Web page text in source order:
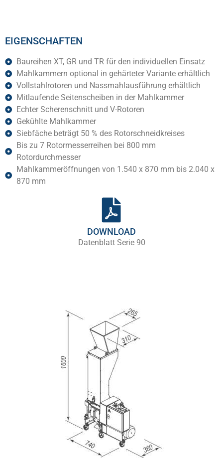
EIGENSCHAFTEN
Baureihen XT, GR und TR für den individuellen Einsatz
Mahlkammern optional in gehärteter Variante erhältlich
Vollstahlrotoren und Nassmahlausführung erhältlich
Mitlaufende Seitenscheiben in der Mahlkammer
Echter Scherenschnitt und V-Rotoren
Gekühlte Mahlkammer
Siebfäche beträgt 50 % des Rotorschneidkreises
Bis zu 7 Rotormesserreihen bei 800 mm
Rotordurchmesser
Mahlkammeröffnungen von 1.540 x 870 mm bis 2.040 x
870 mm
DOWNLOAD
Datenblatt Serie 90